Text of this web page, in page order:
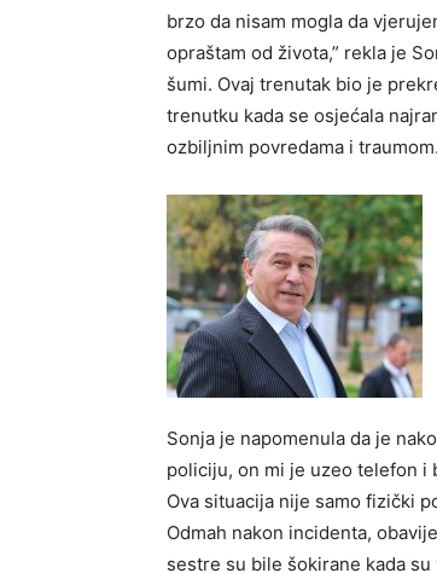
brzo da nisam mogla da
opraštam od života,” rekla je
šumi. Ovaj trenutak bio je
trenutku kada se osjećala
ozbiljnim povredama i traumom.
Sonja je napomenula da je
policiju, on mi je uzeo telefon i
Ova situacija nije samo fizički
Odmah nakon incidenta,
sestre su bile šokirane kada